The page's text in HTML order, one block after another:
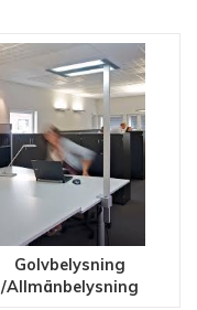
Golvbelysning
/Allmänbelysning